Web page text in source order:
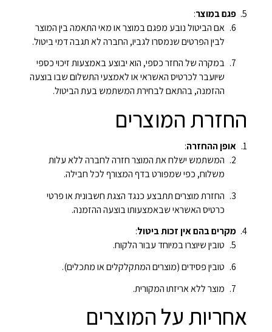
פגם במוצר:
אם הביטול נובע מפגם במוצר או מאי התאמה בין המוצר
לבין הפרטים שנמסרו לגביו, החברה לא תגבה דמי ביטול.
במקרה של החזר כספי, הוא יבוצע באמצעות זיכוי כספי
שיועבר לכרטיס האשראי או לאמצעי התשלום שבו בוצעה
ההזמנה, בהתאם לבחירת המשתמש בעת הביטול.
החזרת המוצרים
אופן ההחזרה:
המשתמש ישלח את המוצר חזרה לחברה ללא עלות
משלוח, כפי שמפורט בדף המצורף לכל חבילה.
החזרת מוצרים תתבצע כנגד הצגת חשבונית או פרטי
כרטיס האשראי שבאמצעותו בוצעה ההזמנה.
מקרים בהם אין זכות ביטול:
טובין שיוצרו במיוחד עבור הלקוח.
טובין פסידים (מוצרים המתקלקלים או מתכלים).
מוצר ללא אריזתו המקורית.
אחריות על המוצרים